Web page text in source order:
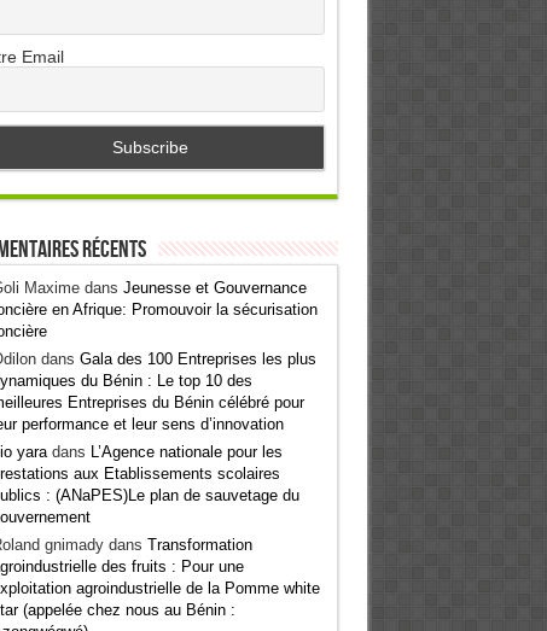
Email
récents
Maximedans Jeunesse et Gouvernance
en Afrique: Promouvoir la sécurisation
dans Gala des 100 Entreprises les plus
du Bénin : Le top 10 des
Entreprises du Bénin célébré pour
performance et leur sens d’innovation
yaradans L’Agence nationale pour les
aux Etablissements scolaires
: (ANaPES)Le plan de sauvetage du
gnimadydans Transformation
des fruits : Pour une
agroindustrielle de la Pomme white
(appelée chez nous au Bénin :